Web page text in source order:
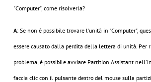
"Computer", come risolverla?
A: Se non è possibile trovare l'unità in "Computer",
essere causato dalla perdita della lettera di unità. Per
problema, è possibile avviare Partition Assistant
faccia clic con il pulsante destro del mouse sulla